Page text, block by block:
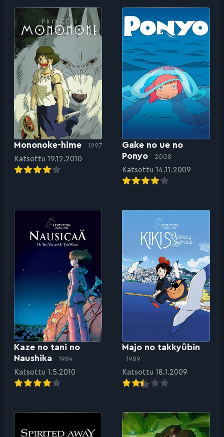
Mononoke-hime 1997
Katsottu 19.12.2010
Gake no ue no
Ponyo
2008
Katsottu 14.11.2009
Kaze no tani no
Naushika
1984
Katsottu 1.5.2010
Majo no takkyûbin
1989
Katsottu 18.1.2009